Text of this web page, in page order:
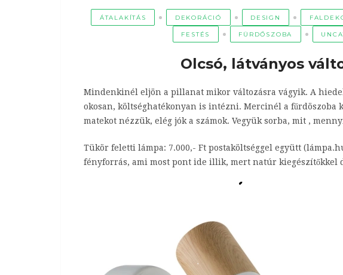
ÁTALAKÍTÁS DEKORÁCIÓ DESIGN
FESTÉS FÜRDŐSZOBA
Olcsó, látványos
Mindenkinél eljön a pillanat mikor változásra vágyik. A
okosan, költséghatékonyan is intézni. Mercinél a fűrdöszoba
matekot nézzük, elég jók a számok. Vegyük sorba, mit ,
Tükör feletti lámpa: 7.000,- Ft postaköltséggel együtt
fényforrás, ami most pont ide illik, mert natúr kiegészítőkkel